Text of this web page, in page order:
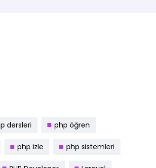
dersleri php öğren
php izle php sistemleri